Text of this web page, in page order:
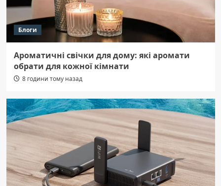
Блоги
Ароматичні свічки для дому: які аромати
обрати для кожної кімнати
8 години тому назад